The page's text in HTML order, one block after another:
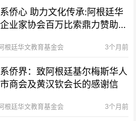
侨心 助力文化传承:阿根廷华
业家协会百万比索鼎力赞助水
根廷华文教育基金会 3个月前
侨界​：致阿根廷基尔梅斯华人
商会及黄汉钦会长的感谢信
根廷华文教育基金会 3个月前